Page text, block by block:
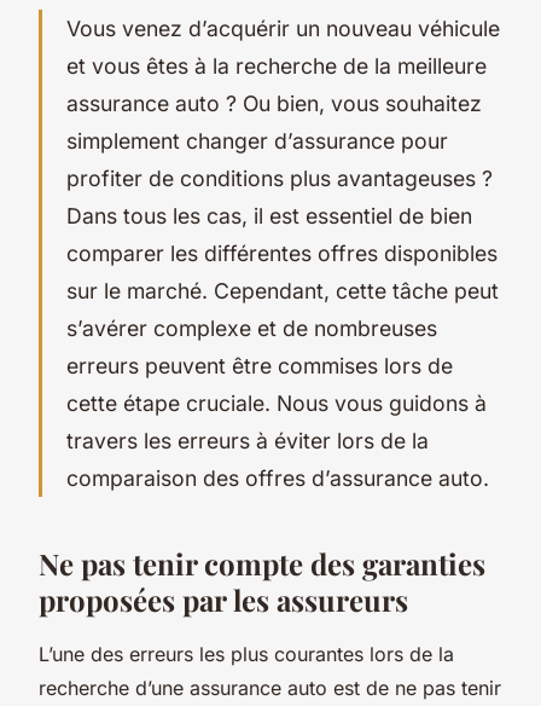
Vous venez d’acquérir un nouveau véhicule
et vous êtes à la recherche de la meilleure
assurance auto ? Ou bien, vous souhaitez
simplement changer d’assurance pour
profiter de conditions plus avantageuses ?
Dans tous les cas, il est essentiel de bien
comparer les différentes offres disponibles
sur le marché. Cependant, cette tâche peut
s’avérer complexe et de nombreuses
erreurs peuvent être commises lors de
cette étape cruciale. Nous vous guidons à
travers les erreurs à éviter lors de la
comparaison des offres d’assurance auto.
Ne pas tenir compte des garanties
proposées par les assureurs
L’une des erreurs les plus courantes lors de la
recherche d’une assurance auto est de ne pas tenir